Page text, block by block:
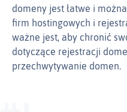
domeny jest łatwe i
firm hostingowych i
ważne jest, aby chronić
dotyczące rejestracji
przechwytywanie domen.